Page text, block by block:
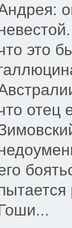
это
отец